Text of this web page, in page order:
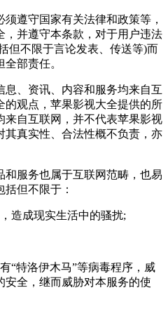
遵守国家有关法律和政策等，
，并遵守本条款，对于用户违法
但不限于言论发表、传送等)而
部责任。
息、资讯、内容和服务均来自互
的观点，苹果影视大全提供的所
来自互联网，并不代表苹果影视
其真实性、合法性概不负责，亦
和服务也属于互联网范畴，也易
但不限于：
造成现实生活中的骚扰;
“特洛伊木马”等病毒程序，威
安全，继而威胁对本服务的使